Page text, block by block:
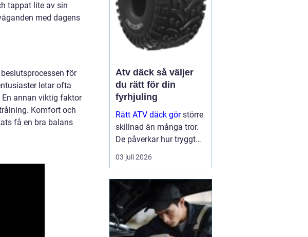
tappat lite av sin
med dagens
för
letar ofta
annan viktig faktor
Komfort och
få en bra balans
Atv däck så väljer
du rätt för din
fyrhjuling
Rätt ATV däck görstörre
skillnad än många tror.
De påverkar hur tryggt
fyrhjulingen beter sig på
väg, hur effektivt den tar
och hur marken under
hjulen mår efteråt. Med
ge...
03 juli 2026